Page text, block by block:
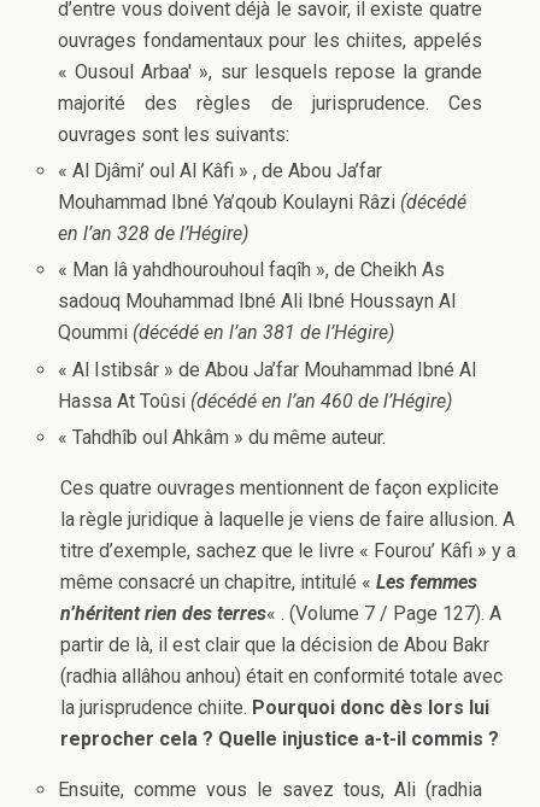
d’entre vous doivent déjà le savoir, il existe quatre
ouvrages fondamentaux pour les chiites, appelés
« Ousoul Arbaa' », sur lesquels repose la grande
majorité des règles de jurisprudence. Ces
ouvrages sont les suivants:
« Al Djâmi’ oul Al Kâfi » , de Abou Ja’far
Mouhammad Ibné Ya’qoub Koulayni Râzi (décédé
en l’an 328 de l’Hégire)
« Man lâ yahdhourouhoul faqîh », de Cheikh As
sadouq Mouhammad Ibné Ali Ibné Houssayn Al
Qoummi (décédé en l’an 381 de l’Hégire)
« Al Istibsâr » de Abou Ja’far Mouhammad Ibné Al
Hassa At Toûsi (décédé en l’an 460 de l’Hégire)
« Tahdhîb oul Ahkâm » du même auteur.
Ces quatre ouvrages mentionnent de façon explicite
la règle juridique à laquelle je viens de faire allusion. A
titre d’exemple, sachez que le livre « Fourou’ Kâfi » y a
même consacré un chapitre, intitulé « Les femmes
n’héritent rien des terres« . (Volume 7 / Page 127). A
partir de là, il est clair que la décision de Abou Bakr
(radhia allâhou anhou) était en conformité totale avec
la jurisprudence chiite. Pourquoi donc dès lors lui
reprocher cela ? Quelle injustice a-t-il commis ?
Ensuite, comme vous le savez tous, Ali (radhia